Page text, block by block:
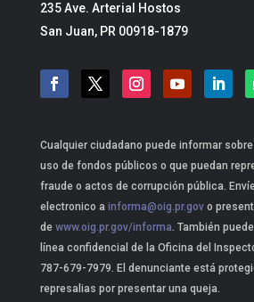
235 Ave. Arterial Hostos
San Juan, PR 00918-1879
Cualquier ciudadano puede informar
uso de fondos públicos o que puedan
fraude o actos de corrupción pública.
electronico a informa@oig.pr.govo
dewww.oig.pr.gov/informa. También
línea confidencial de la Oficina del
787-679-7979. El denunciante está
represalias por presentar una queja.